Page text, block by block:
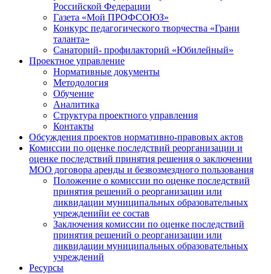
Российской Федерации
Газета «Мой ПРОФСОЮЗ»
Конкурс педагогического творчества «Грани
таланта»
Санаторий- профилакторий «Юбилейный»
Проектное управление
Нормативные документы
Методология
Обучение
Аналитика
Структура проектного управления
Контакты
Обсуждения проектов нормативно-правовых актов
Комиссии по оценке последствий реорганизации и
оценке последствий принятия решения о заключении
МОО договора аренды и безвозмездного пользования
Положение о комиссии по оценке последствий
принятия решений о реорганизации или
ликвидации муниципальных образовательных
учрежденийи ее состав
Заключения комиссии по оценке последствий
принятия решений о реорганизации или
ликвидации муниципальных образовательных
учреждений
Ресурсы